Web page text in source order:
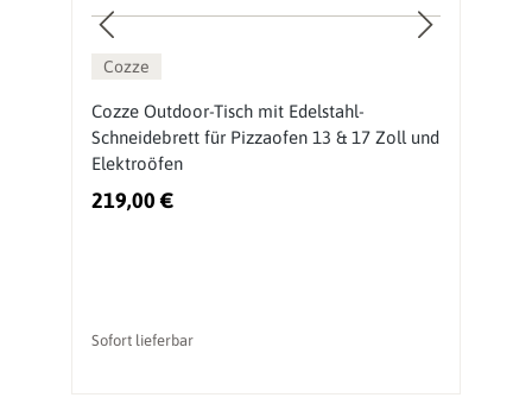
Cozze
Cozze Outdoor-Tisch mit Edelstahl-
Schneidebrett für Pizzaofen 13 & 17 Zoll und
Elektroöfen
219,00 €
Sofort lieferbar